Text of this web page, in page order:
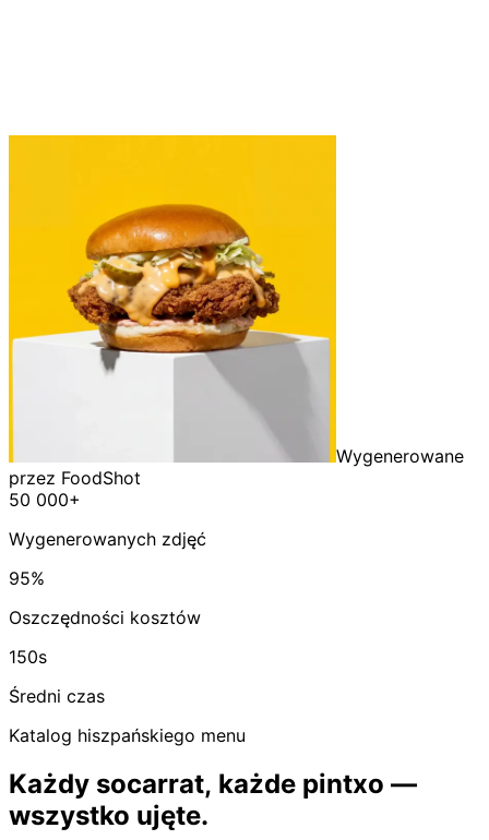
Wygenerowane
przez FoodShot
50 000+
Wygenerowanych zdjęć
95%
Oszczędności kosztów
150s
Średni czas
Katalog hiszpańskiego menu
Każdy socarrat, każde pintxo —
wszystko ujęte.